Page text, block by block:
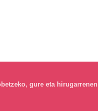
gure eta